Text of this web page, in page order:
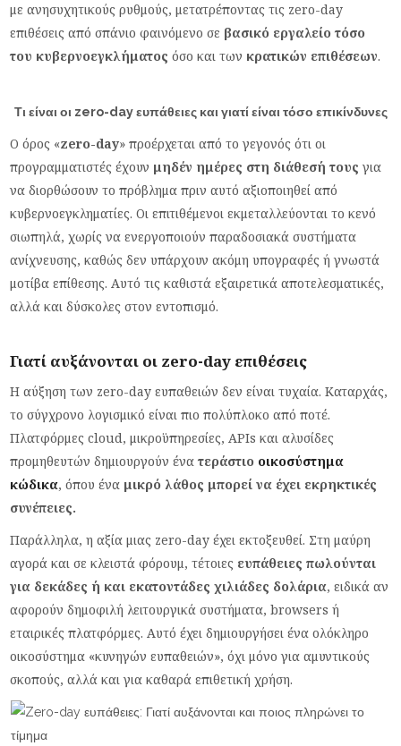
με ανησυχητικούς ρυθμούς, μετατρέποντας τις zero-day
επιθέσεις από σπάνιο φαινόμενο σε βασικό εργαλείο τόσο
του κυβερνοεγκλήματος όσο και των κρατικών επιθέσεων.
Τι είναι οι zero-day ευπάθειες και γιατί είναι τόσο επικίνδυνες
Ο όρος «zero-day» προέρχεται από το γεγονός ότι οι
προγραμματιστές έχουν μηδέν ημέρες στη διάθεσή τους για
να διορθώσουν το πρόβλημα πριν αυτό αξιοποιηθεί από
κυβερνοεγκληματίες. Οι επιτιθέμενοι εκμεταλλεύονται το κενό
σιωπηλά, χωρίς να ενεργοποιούν παραδοσιακά συστήματα
ανίχνευσης, καθώς δεν υπάρχουν ακόμη υπογραφές ή γνωστά
μοτίβα επίθεσης. Αυτό τις καθιστά εξαιρετικά αποτελεσματικές,
αλλά και δύσκολες στον εντοπισμό.
Γιατί αυξάνονται οι zero-day επιθέσεις
Η αύξηση των zero-day ευπαθειών δεν είναι τυχαία. Καταρχάς,
το σύγχρονο λογισμικό είναι πιο πολύπλοκο από ποτέ.
Πλατφόρμες cloud, μικροϋπηρεσίες, APIs και αλυσίδες
προμηθευτών δημιουργούν ένατεράστιο οικοσύστημα
κώδικα, όπου ένα μικρό λάθος μπορεί να έχει εκρηκτικές
συνέπειες.
Παράλληλα, η αξία μιας zero-day έχει εκτοξευθεί. Στη μαύρη
αγορά και σε κλειστά φόρουμ, τέτοιες ευπάθειες πωλούνται
για δεκάδες ή και εκατοντάδες χιλιάδες δολάρια, ειδικά αν
αφορούν δημοφιλή λειτουργικά συστήματα, browsers ή
εταιρικές πλατφόρμες. Αυτό έχει δημιουργήσει ένα ολόκληρο
οικοσύστημα «κυνηγών ευπαθειών», όχι μόνο για αμυντικούς
σκοπούς, αλλά και για καθαρά επιθετική χρήση.